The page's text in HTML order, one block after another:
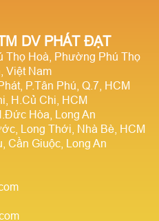
DV PHÁT ĐẠT
Thọ Hoà, Phường Phú Thọ
Việt Nam
P.Tân Phú, Q.7, HCM
H.Củ Chi, HCM
Hòa, Long An
Long Thới, Nhà Bè, HCM
Cần Giuộc, Long An